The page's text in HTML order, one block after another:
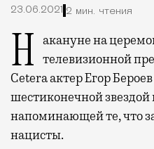
23.06.2021 2 мин. чтения
Накануне на церемонии вручения телевизионной
Cetera актер Егор
шестиконечной
напоминающей те, что
нацисты.